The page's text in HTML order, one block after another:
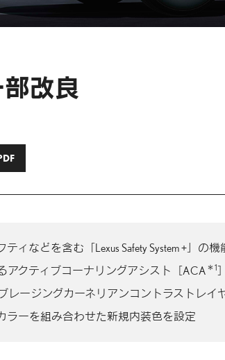
改良
ティ などを含む 「Lexus Safety System +」の機
アクティブコーナリングアシスト ［ACA ＊1
レージングカーネリアンコントラスト レイ
ラーを組み合わせた新規内装色を設定